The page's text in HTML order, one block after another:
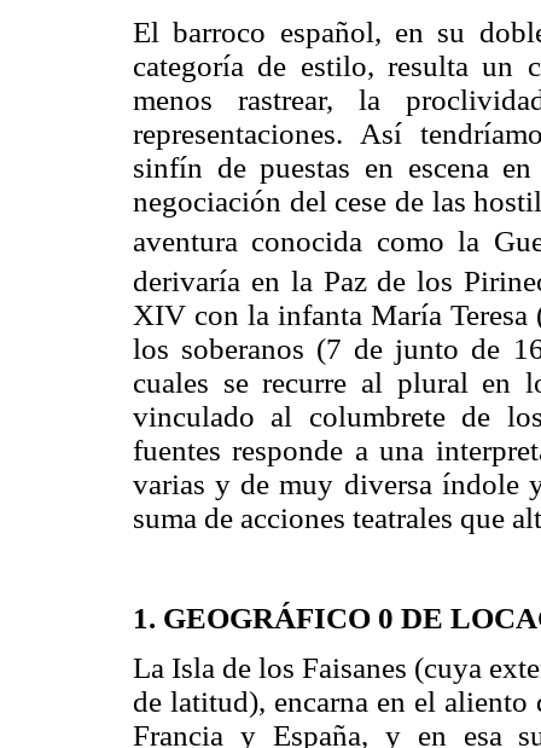
El barroco español, en su
categoría de estilo, resulta un
menos rastrear, la
representaciones. Así
sinfín de puestas en escena
negociación del cese de las
aventura conocida como la
derivaría en la Paz de los
XIV con la infanta María
los soberanos (7 de junto de
cuales se recurre al plural en
vinculado al columbrete de
fuentes responde a una
varias y de muy diversa índole
suma de acciones teatrales que
1. GEOGRÁFICO 0 DE
La Isla de los Faisanes (cuya
de latitud), encarna en el
Francia y España, y en esa